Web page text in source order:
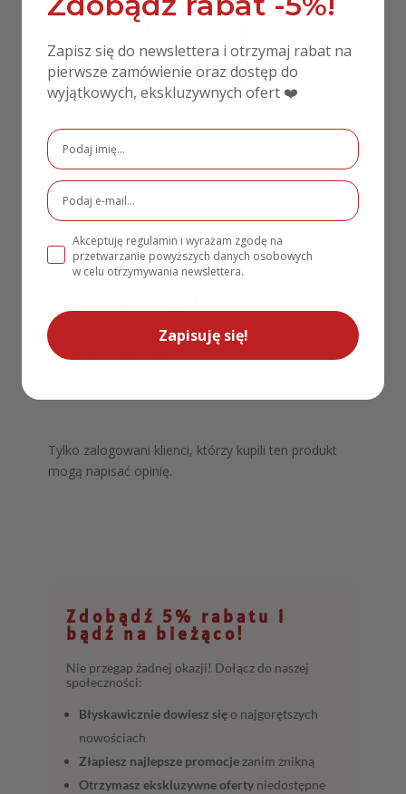
rodziców MD351
złote
250,00zł
Rodziców Ślub z
180,00zł139,00zł
Napisz recenzję
Tylko zalogowani klienci, którzy kupili ten produkt
mogą napisać opinię.
Zdobądź 5% rabatu i
bądź na bieżąco!
Nie przegap żadnej okazji! Dołącz do naszej
społeczności:
Błyskawicznie dowiesz sięo najgorętszych
nowościach
Złapiesz najlepsze promocje zanim znikną
Otrzymasz ekskluzywne oferty niedostępne
Zapisz się do newslettera i otrzymaj rabat na
pierwsze zamówienie oraz dostęp do
wyjątkowych, ekskluzywnych ofert ❤️
Akceptuję regulamin i wyrażam zgodę na
przetwarzanie powyższych danych osobowych
w celu otrzymywania newslettera.
Zapisuję się!